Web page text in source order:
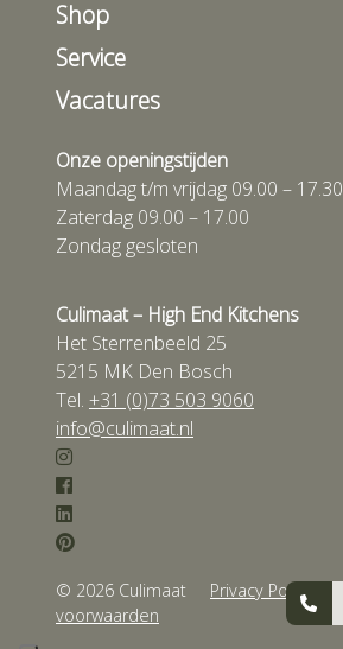
Shop
Service
Vacatures
Onze openingstijden
Maandag t/m vrijdag 09.00 – 17.30
Zaterdag 09.00 – 17.00
Zondag gesloten
Culimaat – High End Kitchens
Het Sterrenbeeld 25
5215 MK Den Bosch
Tel. +31 (0)73 503 9060
info@culimaat.nl
© 2026 Culimaat Privacy Policy
voorwaarden